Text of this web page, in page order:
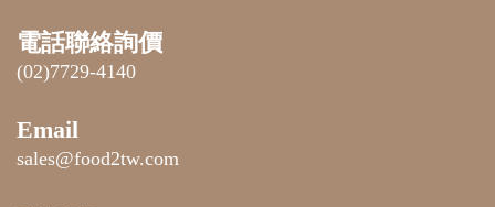
電話聯絡詢價
(02)7729-4140
Email
sales@food2tw.com